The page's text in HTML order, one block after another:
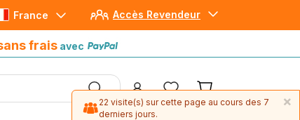
Accès Revendeur
France
frais avec
avec Paypal
×
22 visite(s) sur cette page au cours des 7
derniers jours.